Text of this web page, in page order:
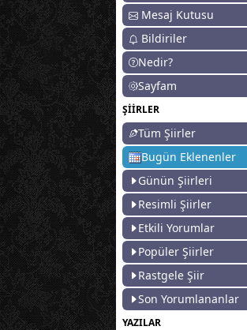
Mesaj Kutusu
Bildiriler
Nedir?
Sayfam
ŞİİRLER
Tüm Şiirler
Bugün Eklenenler
Günün Şiirleri
Resimli Şiirler
Etkili Yorumlar
Popüler Şiirler
Rastgele Şiir
Son Yorumlananlar
YAZILAR